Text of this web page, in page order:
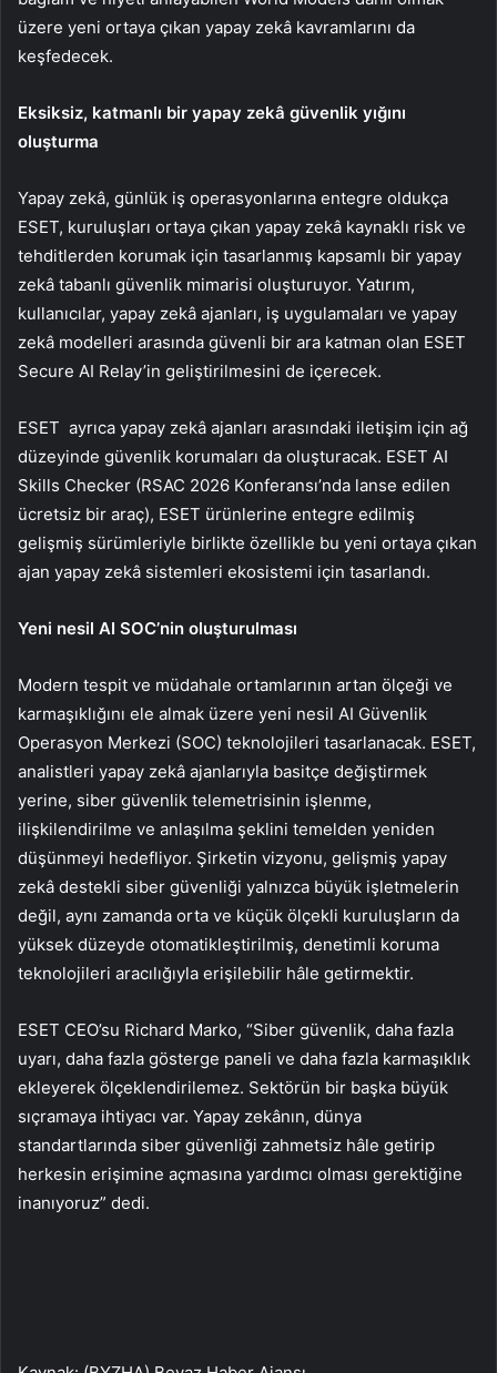
üzere yeni ortaya çıkan yapay zekâ kavramlarını da
keşfedecek.
Eksiksiz, katmanlı bir yapay zekâ güvenlik yığını
oluşturma
Yapay zekâ, günlük iş operasyonlarına entegre oldukça
ESET, kuruluşları ortaya çıkan yapay zekâ kaynaklı risk ve
tehditlerden korumak için tasarlanmış kapsamlı bir yapay
zekâ tabanlı güvenlik mimarisi oluşturuyor. Yatırım,
kullanıcılar, yapay zekâ ajanları, iş uygulamaları ve yapay
zekâ modelleri arasında güvenli bir ara katman olan ESET
Secure AI Relay’in geliştirilmesini de içerecek.
ESET ayrıca yapay zekâ ajanları arasındaki iletişim için ağ
düzeyinde güvenlik korumaları da oluşturacak. ESET AI
Skills Checker (RSAC 2026 Konferansı’nda lanse edilen
ücretsiz bir araç), ESET ürünlerine entegre edilmiş
gelişmiş sürümleriyle birlikte özellikle bu yeni ortaya çıkan
ajan yapay zekâ sistemleri ekosistemi için tasarlandı.
Yeni nesil AI SOC’nin oluşturulması
Modern tespit ve müdahale ortamlarının artan ölçeği ve
karmaşıklığını ele almak üzere yeni nesil AI Güvenlik
Operasyon Merkezi (SOC) teknolojileri tasarlanacak. ESET,
analistleri yapay zekâ ajanlarıyla basitçe değiştirmek
yerine, siber güvenlik telemetrisinin işlenme,
ilişkilendirilme ve anlaşılma şeklini temelden yeniden
düşünmeyi hedefliyor. Şirketin vizyonu, gelişmiş yapay
zekâ destekli siber güvenliği yalnızca büyük işletmelerin
değil, aynı zamanda orta ve küçük ölçekli kuruluşların da
yüksek düzeyde otomatikleştirilmiş, denetimli koruma
teknolojileri aracılığıyla erişilebilir hâle getirmektir.
ESET CEO’su Richard Marko, “Siber güvenlik, daha fazla
uyarı, daha fazla gösterge paneli ve daha fazla karmaşıklık
ekleyerek ölçeklendirilemez. Sektörün bir başka büyük
sıçramaya ihtiyacı var. Yapay zekânın, dünya
standartlarında siber güvenliği zahmetsiz hâle getirip
herkesin erişimine açmasına yardımcı olması gerektiğine
inanıyoruz” dedi.